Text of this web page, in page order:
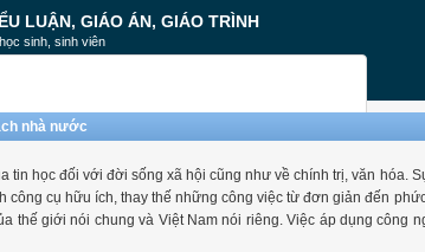
LUẬN, GIÁO ÁN, GIÁO TRÌNH
sinh, sinh viên
nhà nước
tin học đối với đời sống xã hội cũng như về chính trị, văn hóa.
công cụ hữu ích, thay thế những công việc từ đơn giản đến
thế giới nói chung và Việt Nam nói riêng. Việc áp dụng công